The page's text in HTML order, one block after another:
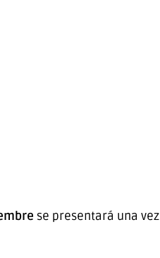
se presentará una vez